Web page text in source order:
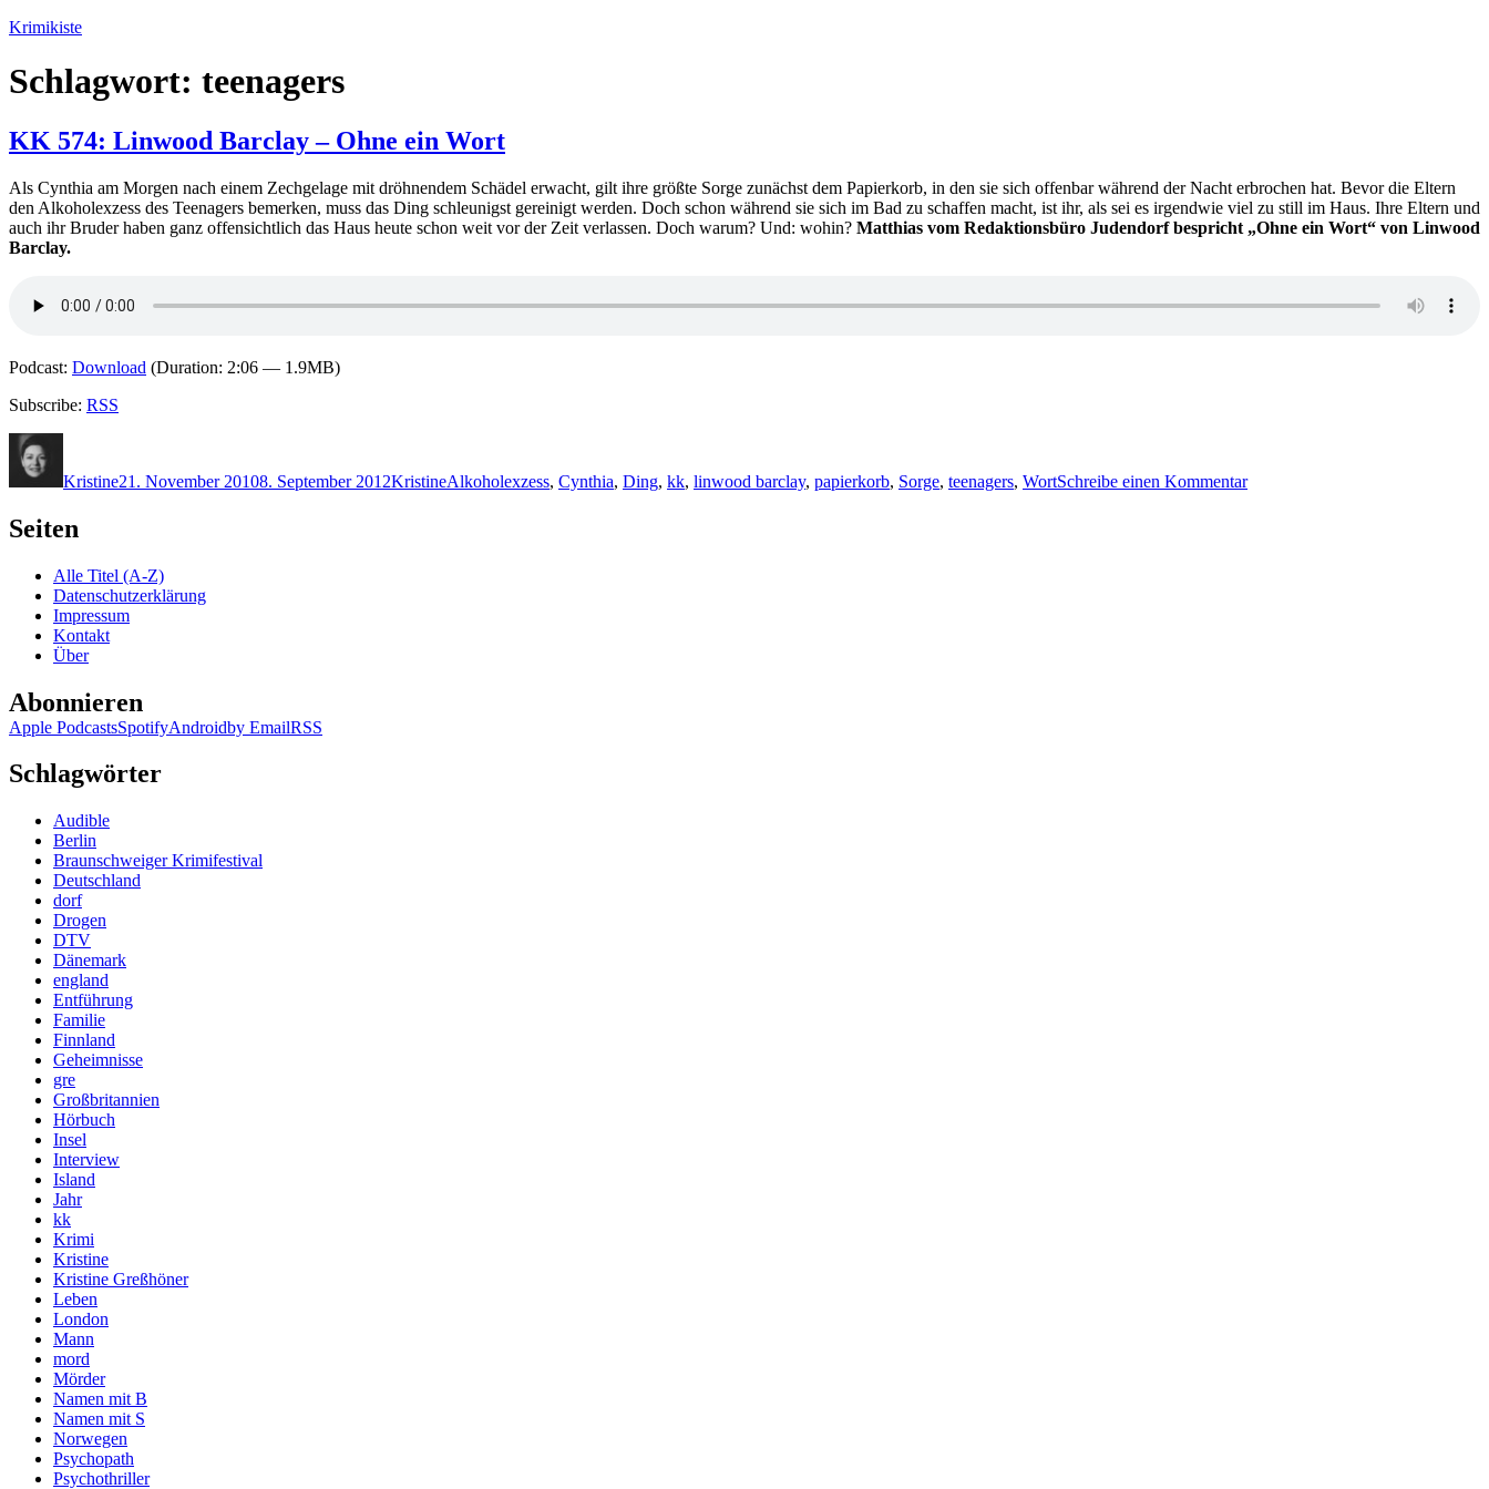
Zum
springen
Krimikiste
Schlagwort: teenagers
KK 574: Linwood Barclay – Ohne ein Wort
Als Cynthia am Morgen nach einem Zechgelage mit dröhnendem Schädel erwacht, gilt ihre größte Sorge zunächst dem Papierkorb, in den sie sich offenbar während der Nacht erbrochen hat. Bevor die Eltern
den Alkoholexzess des Teenagers bemerken, muss das Ding schleunigst gereinigt werden. Doch schon während sie sich im Bad zu schaffen macht, ist ihr, als sei es irgendwie viel zu still im Haus. Ihre Eltern und
auch ihr Bruder haben ganz offensichtlich das Haus heute schon weit vor der Zeit verlassen. Doch warum? Und: wohin? Matthias vom Redaktionsbüro Judendorf bespricht „Ohne ein Wort“ von Linwood
Barclay.
Podcast: Download (Duration: 2:06 — 1.9MB)
Subscribe: RSS
Kristine21. November 20108. September 2012KristineAlkoholexzess, Cynthia, Ding, kk, linwood barclay, papierkorb, Sorge, teenagers, WortSchreibe einen Kommentar574:
Seiten
Alle Titel (A-Z)
Datenschutzerklärung
Impressum
Kontakt
Über
Abonnieren
Apple PodcastsSpotifyAndroidby EmailRSS
Schlagwörter
Audible
Berlin
Braunschweiger Krimifestival
Deutschland
dorf
Drogen
DTV
Dänemark
england
Entführung
Familie
Finnland
Geheimnisse
gre
Großbritannien
Hörbuch
Insel
Interview
Island
Jahr
kk
Krimi
Kristine
Kristine Greßhöner
Leben
London
Mann
mord
Mörder
Namen mit B
Namen mit S
Norwegen
Psychopath
Psychothriller